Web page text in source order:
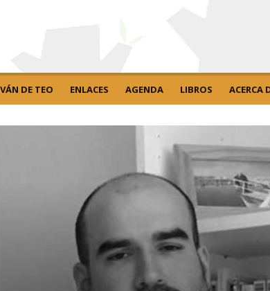
DE TEO ENLACES AGENDA LIBROS ACERCA